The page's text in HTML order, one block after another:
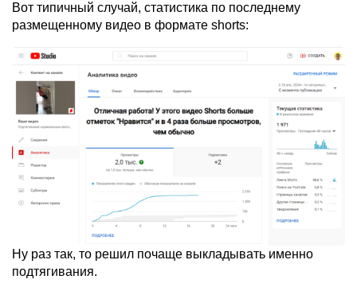
Вот типичный случай, статистика по последнему
размещенному видео в формате shorts:
Ну раз так, то решил почаще выкладывать именно
подтягивания.